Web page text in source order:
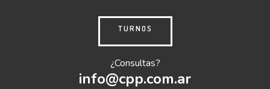
TURNOS
¿Consultas?
info@cpp.com.ar